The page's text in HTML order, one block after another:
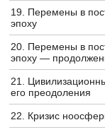
19. Перемены в
эпоху
20. Перемены в
эпоху —
21.
его преодоления
22. Кризис